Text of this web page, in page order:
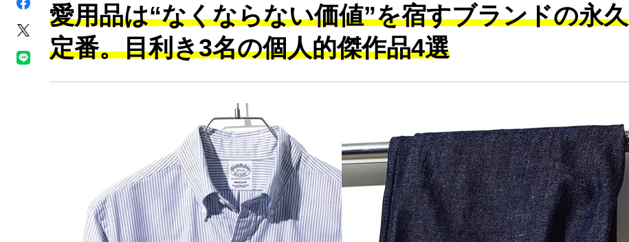
愛用品は“なくならない価値”を宿すブランドの永久
定番。目利き3名の個人的傑作品4選